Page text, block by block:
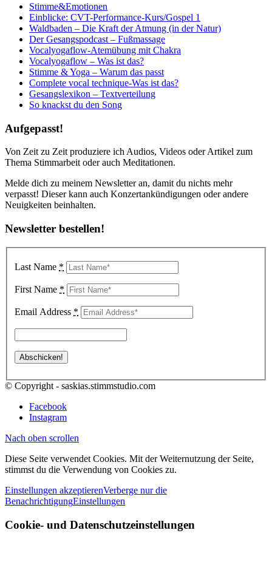
Stimme&Emotionen
Einblicke: CVT-Performance-Kurs/Gospel 1
Waldbaden – Die Kraft der Atmung (in der Natur)
Der Gesangspodcast – Fußmassage
Vocalyogaflow-Atemübung mit Chakra
Vocalyogaflow – Was ist das?
Stimme & Yoga – Warum das passt
Complete vocal technique-Was ist das?
Gesangslexikon – Textverteilung
So knackst du den Song
Aufgepasst!
Von Zeit zu Zeit produziere ich Audios, Videos oder Artikel zum
Thema Stimmarbeit oder auch Meditationen.
Melde dich zu meinem Newsletter an, damit du nichts mehr
verpasst! Dieser kann auch Konzertankündigungen oder andere
Neuigkeiten beinhalten.
Newsletter bestellen!
Last Name *
First Name *
Email Address *
© Copyright - saskias.stimmstudio.com
Facebook
Instagram
Nach oben scrollen
Diese Seite verwendet Cookies. Mit der Weiternutzung der Seite,
stimmst du die Verwendung von Cookies zu.
Einstellungen akzeptierenVerberge nur die
BenachrichtigungEinstellungen
Cookie- und Datenschutzeinstellungen